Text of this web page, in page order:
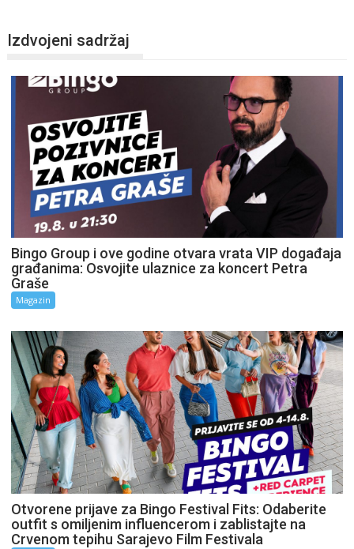
Izdvojeni sadržaj
Bingo Group i ove godine otvara vrata VIP događaja
građanima: Osvojite ulaznice za koncert Petra
Graše
Magazin
Otvorene prijave za Bingo Festival Fits: Odaberite
outfit s omiljenim influencerom i zablistajte na
Crvenom tepihu Sarajevo Film Festivala